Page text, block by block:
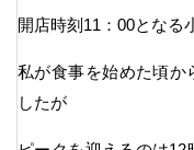
開店時刻11：00となる
私が食事を始めた頃か
したが